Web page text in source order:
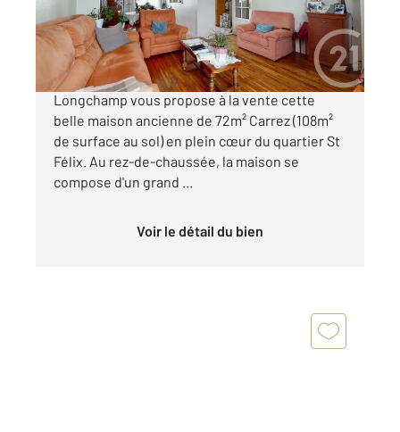
369 000 €
Nantes - Quartier St Félix. Century 21
Longchamp vous propose à la vente cette
belle maison ancienne de 72m² Carrez (108m²
de surface au sol) en plein cœur du quartier St
Félix. Au rez-de-chaussée, la maison se
compose d'un grand ...
Voir le détail du bien